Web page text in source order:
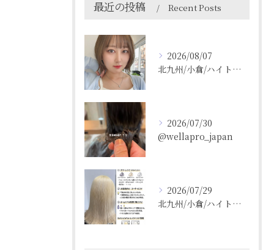
最近の投稿 Recent Posts
2026/08/07
北九州/小倉/ハイトーン/ケアブリーチ/ブリーチカラー
2026/07/30
@wellapro_japan
2026/07/29
北九州/小倉/ハイトーン/ケアブリーチ/ブリーチカラー